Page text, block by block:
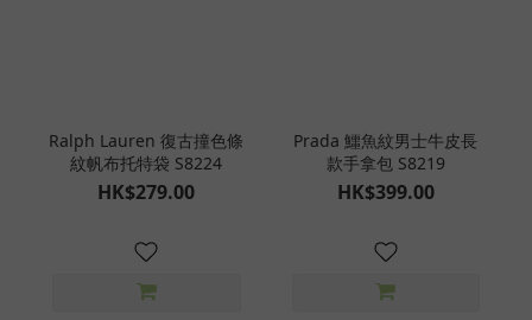
Ralph Lauren 復古撞色條
紋帆布托特袋 S8224
HK$279.00
Prada 鱷魚紋男士牛皮長
款手拿包 S8219
HK$399.00